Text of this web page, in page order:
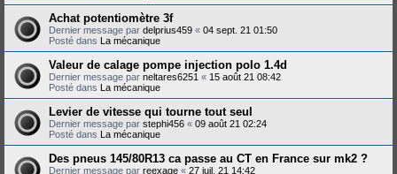
Achat potentiomètre 3f
Dernier message par delprius459 « 04 sept. 21 01:50
Posté dans La mécanique
Valeur de calage pompe injection polo 1.4d
Dernier message par neltares6251 « 15 août 21 08:42
Posté dans La mécanique
Levier de vitesse qui tourne tout seul
Dernier message par stephi456 « 09 août 21 02:24
Posté dans La mécanique
Des pneus 145/80R13 ca passe au CT en France sur mk2 ?
Dernier message par reexage « 27 juil. 21 14:42